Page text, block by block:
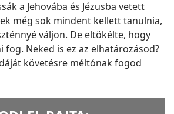
a Jehovába és Jézusba vetett
még sok mindent kellett tanulnia,
váljon. De eltökélte, hogy
fog. Neked is ez az elhatározásod?
követésre méltónak fogod